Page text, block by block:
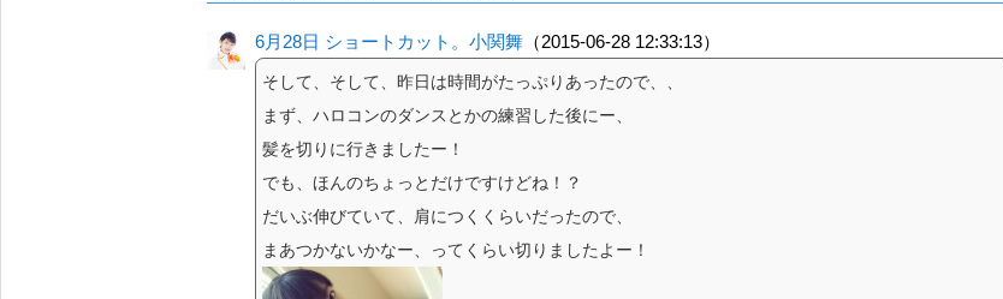
6月28日 ショートカット。小関舞 （2015-06-28 12:33:13）
そして、そして、昨日は時間がたっぷりあったので、、
まず、ハロコンのダンスとかの練習した後にー、
髪を切りに行きましたー！
でも、ほんのちょっとだけですけどね！？
だいぶ伸びていて、肩につくくらいだったので、
まあつかないかなー、ってくらい切りましたよー！